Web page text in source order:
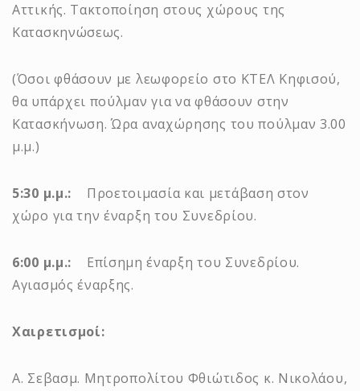
Αττικής. Τακτοποίηση στους χώρους της
Κατασκηνώσεως.
(Όσοι φθάσουν με λεωφορείο στο ΚΤΕΛ Κηφισού,
θα υπάρχει πούλμαν για να φθάσουν στην
Κατασκήνωση. Ώρα αναχώρησης του πούλμαν 3.00
μ.μ.)
5:30 μ.μ.: Προετοιμασία και μετάβαση στον
χώρο για την έναρξη του Συνεδρίου.
6:00 μ.μ.: Επίσημη έναρξη του Συνεδρίου.
Αγιασμός έναρξης.
Χαιρετισμοί:
Α. Σεβασμ. Μητροπολίτου Φθιώτιδος κ. Νικολάου,